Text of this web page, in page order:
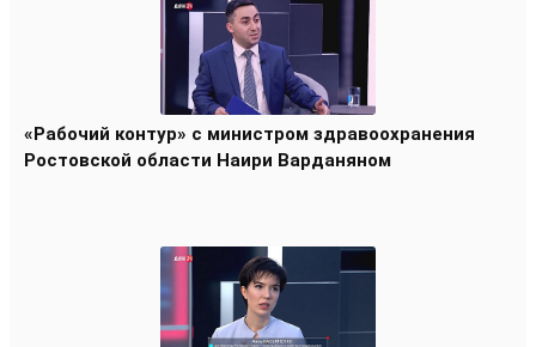
«Рабочий контур» с министром здравоохранения
Ростовской области Наири Варданяном